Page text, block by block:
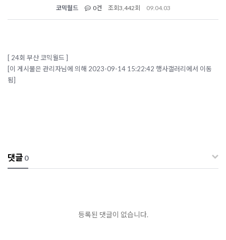
코믹월드 0건 조회 3,442회 09.04.03
[ 24회 부산 코믹월드 ]
[이 게시물은 관리자님에 의해 2023-09-14 15:22:42 행사갤러리에서 이동
됨]
댓글 0
등록된 댓글이 없습니다.